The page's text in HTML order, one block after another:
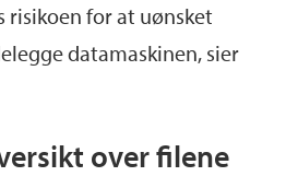
risikoen for at uønsket
datamaskinen, sier
over filene